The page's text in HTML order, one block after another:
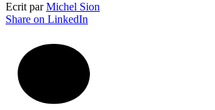
Ecrit parMichel Sion
Share on LinkedIn